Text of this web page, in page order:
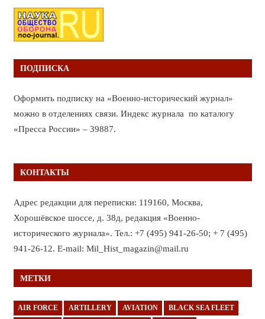
ПОДПИСКА
Оформить подписку на «Военно-исторический журнал»
можно в отделениях связи. Индекс журнала по каталогу
«Пресса России» – 39887.
КОНТАКТЫ
Адрес редакции для переписки: 119160, Москва,
Хорошёвское шоссе, д. 38д, редакция «Военно-
исторического журнала». Тел.: +7 (495) 941-26-50; + 7 (495)
941-26-12. E-mail: Mil_Hist_magazin@mail.ru
МЕТКИ
AIR FORCE ARTILLERY AVIATION BLACK SEA FLEET